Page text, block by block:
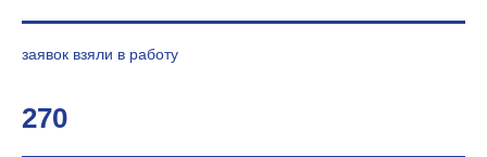
заявок взяли в работу
270